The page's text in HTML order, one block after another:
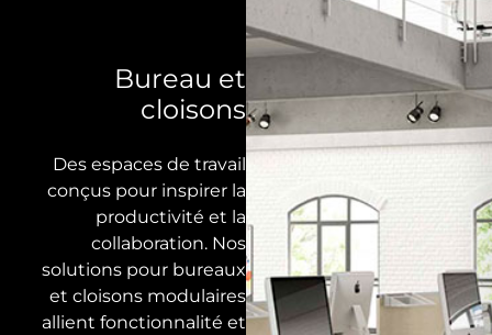
Bureau et
cloisons
Des espaces de travail
conçus pour inspirer la
productivité et la
collaboration. Nos
solutions pour bureaux
et cloisons modulaires
allient fonctionnalité et